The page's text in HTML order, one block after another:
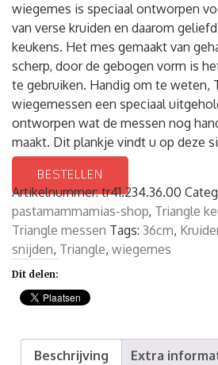
wiegemes is speciaal ontworpen
van verse kruiden en daarom
keukens. Het mes gemaakt van
scherp, door de gebogen vorm is
te gebruiken. Handig om te weten,
wiegemessen een speciaal
ontworpen wat de messen nog
maakt. Dit plankje vindt u op deze
BESTELLEN
Artikelnummer:tr41.234.36.00
pastamammamias-shop, Triangle
Triangle messen Tags: 36cm,
snijden, Triangle, wiegemes
Dit delen:
Beschrijving Extra